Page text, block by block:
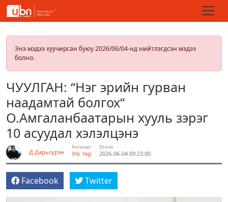
Энэ мэдээ хуучирсан буюу 2026/06/04-нд нийтлэгдсэн мэдээ
болно.
ЧУУЛГАН: “Нэг эрийн гурван
наадамтай болгох“
О.Амгаланбаатарын хууль зэрэг
10 асуудал хэлэлцэнэ
Д.Дарьсүрэн
Ангилал
Улс төр
Огноо
2026-06-04 09:23:00
Facebook Twitter